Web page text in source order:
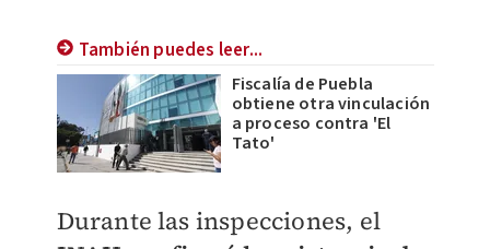
También puedes leer...
Fiscalía de Puebla
obtiene otra vinculación
a proceso contra 'El
Tato'
Durante las inspecciones, el